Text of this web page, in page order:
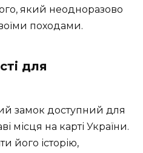
який неодноразово
походами.
для
замок доступний для
місця на карті України.
його історію,